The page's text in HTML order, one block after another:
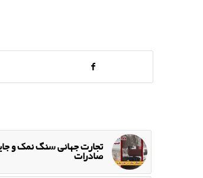
تجارت جهانی سنگ نمک و
صادرات